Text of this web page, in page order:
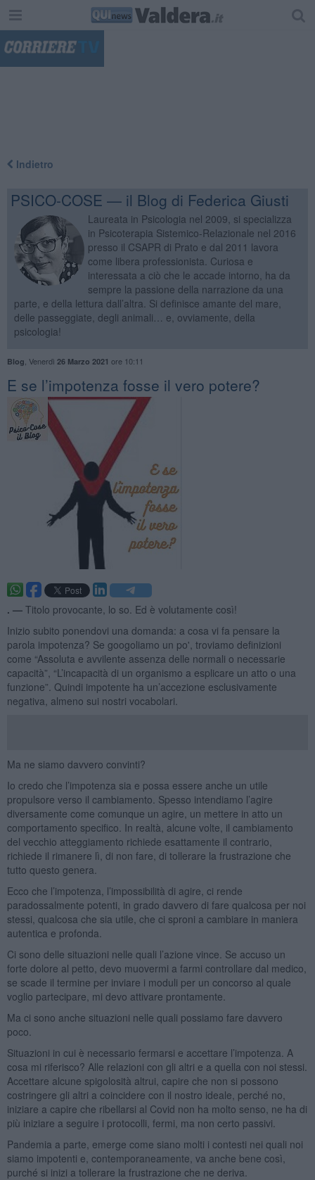
Indietro
PSICO-COSE — il Blog di Federica Giusti
Laureata in Psicologia nel 2009, si specializza
in Psicoterapia Sistemico-Relazionale nel 2016
presso il CSAPR di Prato e dal 2011 lavora
come libera professionista. Curiosa e
interessata a ciò che le accade intorno, ha da
sempre la passione della narrazione da una
parte, e della lettura dall’altra. Si definisce amante del mare,
delle passeggiate, degli animali… e, ovviamente, della
psicologia!
Blog Venerdì 26 Marzo 2021 ore 10:11
​E se l’impotenza fosse il vero potere?
. — Titolo provocante, lo so. Ed è volutamente così!
Inizio subito ponendovi una domanda: a cosa vi fa pensare la
parola impotenza? Se googoliamo un po', troviamo definizioni
come “Assoluta e avvilente assenza delle normali o necessarie
capacità”, “L’incapacità di un organismo a esplicare un atto o una
funzione”. Quindi impotente ha un’accezione esclusivamente
negativa, almeno sui nostri vocabolari.
Ma ne siamo davvero convinti?
Io credo che l’impotenza sia e possa essere anche un utile
propulsore verso il cambiamento. Spesso intendiamo l’agire
diversamente come comunque un agire, un mettere in atto un
comportamento specifico. In realtà, alcune volte, il cambiamento
del vecchio atteggiamento richiede esattamente il contrario,
richiede il rimanere lì, di non fare, di tollerare la frustrazione che
tutto questo genera.
Ecco che l’impotenza, l’impossibilità di agire, ci rende
paradossalmente potenti, in grado davvero di fare qualcosa per noi
stessi, qualcosa che sia utile, che ci sproni a cambiare in maniera
autentica e profonda.
Ci sono delle situazioni nelle quali l’azione vince. Se accuso un
forte dolore al petto, devo muovermi a farmi controllare dal medico,
se scade il termine per inviare i moduli per un concorso al quale
voglio partecipare, mi devo attivare prontamente.
Ma ci sono anche situazioni nelle quali possiamo fare davvero
poco.
Situazioni in cui è necessario fermarsi e accettare l’impotenza. A
cosa mi riferisco? Alle relazioni con gli altri e a quella con noi stessi.
Accettare alcune spigolosità altrui, capire che non si possono
costringere gli altri a coincidere con il nostro ideale, perché no,
iniziare a capire che ribellarsi al Covid non ha molto senso, ne ha di
più iniziare a seguire i protocolli, fermi, ma non certo passivi.
Pandemia a parte, emerge come siano molti i contesti nei quali noi
siamo impotenti e, contemporaneamente, va anche bene così,
purché si inizi a tollerare la frustrazione che ne deriva.